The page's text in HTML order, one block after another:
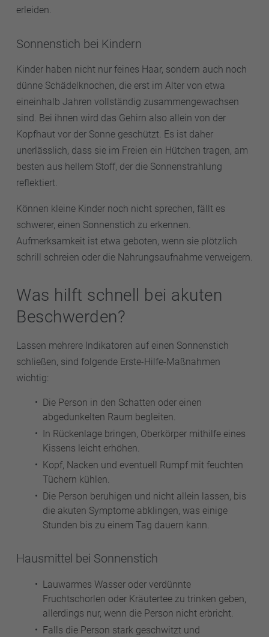
erleiden.
Sonnenstich bei Kindern
Kinder haben nicht nur feines Haar, sondern auch noch
dünne Schädelknochen, die erst im Alter von etwa
eineinhalb Jahren vollständig zusammengewachsen
sind. Bei ihnen wird das Gehirn also allein von der
Kopfhaut vor der Sonne geschützt. Es ist daher
unerlässlich, dass sie im Freien ein Hütchen tragen, am
besten aus hellem Stoff, der die Sonnenstrahlung
reflektiert.
Können kleine Kinder noch nicht sprechen, fällt es
schwerer, einen Sonnenstich zu erkennen.
Aufmerksamkeit ist etwa geboten, wenn sie plötzlich
schrill schreien oder die Nahrungsaufnahme verweigern.
Was hilft schnell bei akuten
Beschwerden?
Lassen mehrere Indikatoren auf einen Sonnenstich
schließen, sind folgende Erste-Hilfe-Maßnahmen
wichtig:
Die Person in den Schatten oder einen
abgedunkelten Raum begleiten.
In Rückenlage bringen, Oberkörper mithilfe eines
Kissens leicht erhöhen.
Kopf, Nacken und eventuell Rumpf mit feuchten
Tüchern kühlen.
Die Person beruhigen und nicht allein lassen, bis
die akuten Symptome abklingen, was einige
Stunden bis zu einem Tag dauern kann.
Hausmittel bei Sonnenstich
Lauwarmes Wasser oder verdünnte
Fruchtschorlen oder Kräutertee zu trinken geben,
allerdings nur, wenn die Person nicht erbricht.
Falls die Person stark geschwitzt und